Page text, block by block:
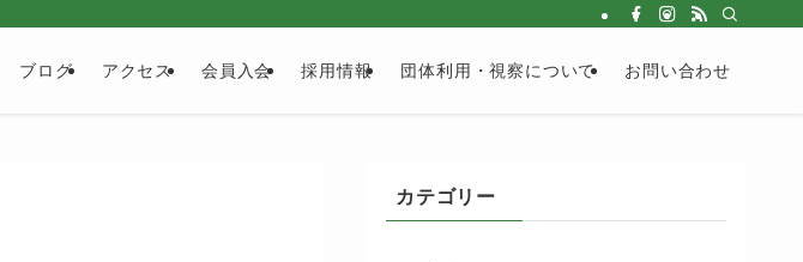
ブログ アクセス 会員入会 採用情報 団体利用・視察について お問い合わせ
カテゴリー